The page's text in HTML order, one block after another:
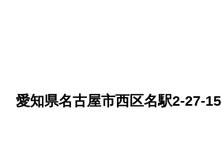
愛知県名古屋市西区名駅2-27-15